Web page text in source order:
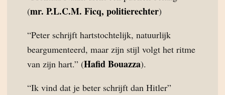
(mr. P.L.C.M. Ficq, politierechter)
“Peter schrijft hartstochtelijk, natuurlijk
beargumenteerd, maar zijn stijl volgt het ritme
van zijn hart.” (Hafid Bouazza).
“Ik vind dat je beter schrijft dan Hitler”